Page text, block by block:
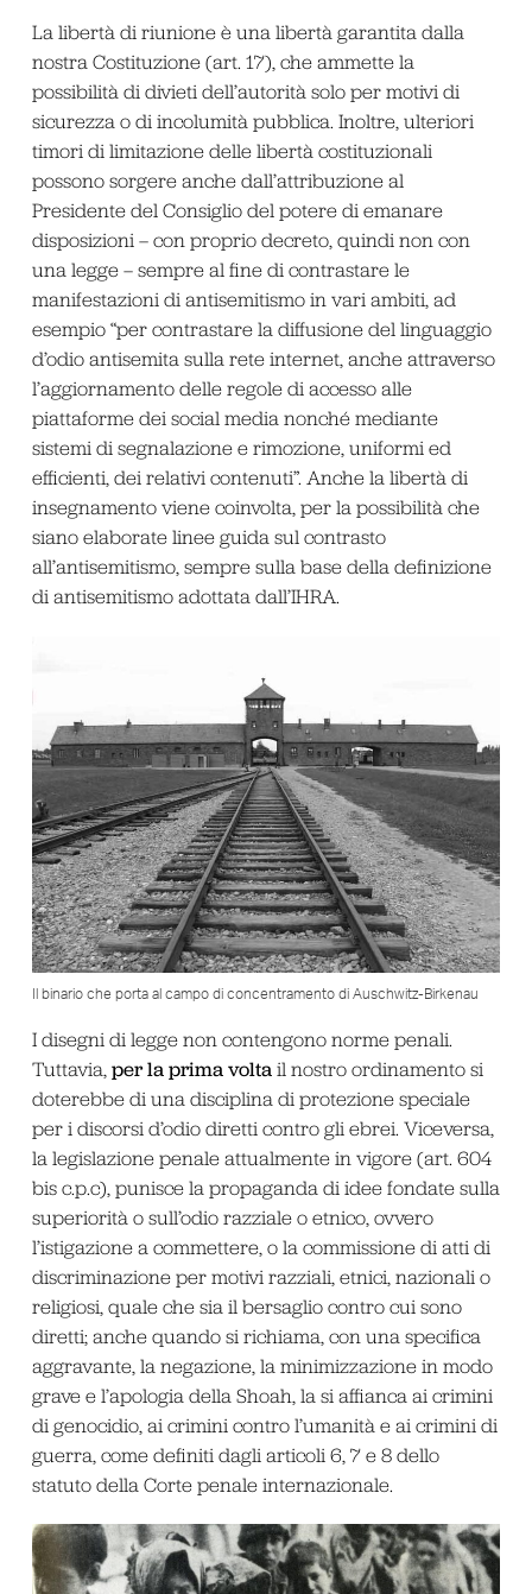
La libertà di riunione è una libertà garantita dalla
nostra Costituzione (art. 17), che ammette la
possibilità di divieti dell’autorità solo per motivi di
sicurezza o di incolumità pubblica. Inoltre, ulteriori
timori di limitazione delle libertà costituzionali
possono sorgere anche dall’attribuzione al
Presidente del Consiglio del potere di emanare
disposizioni – con proprio decreto, quindi non con
una legge – sempre al fine di contrastare le
manifestazioni di antisemitismo in vari ambiti, ad
esempio “per contrastare la diffusione del linguaggio
d’odio antisemita sulla rete internet, anche attraverso
l’aggiornamento delle regole di accesso alle
piattaforme dei social media nonché mediante
sistemi di segnalazione e rimozione, uniformi ed
efficienti, dei relativi contenuti”. Anche la libertà di
insegnamento viene coinvolta, per la possibilità che
siano elaborate linee guida sul contrasto
all’antisemitismo, sempre sulla base della definizione
di antisemitismo adottata dall’IHRA.
Il binario che porta al campo di concentramento di Auschwitz-Birkenau
I disegni di legge non contengono norme penali.
Tuttavia, per la prima volta il nostro ordinamento si
doterebbe di una disciplina di protezione speciale
per i discorsi d’odio diretti contro gli ebrei. Viceversa,
la legislazione penale attualmente in vigore (art. 604
bis c.p.c), punisce la propaganda di idee fondate sulla
superiorità o sull’odio razziale o etnico, ovvero
l’istigazione a commettere, o la commissione di atti di
discriminazione per motivi razziali, etnici, nazionali o
religiosi, quale che sia il bersaglio contro cui sono
diretti; anche quando si richiama, con una specifica
aggravante, la negazione, la minimizzazione in modo
grave e l’apologia della Shoah, la si affianca ai crimini
di genocidio, ai crimini contro l’umanità e ai crimini di
guerra, come definiti dagli articoli 6, 7 e 8 dello
statuto della Corte penale internazionale.